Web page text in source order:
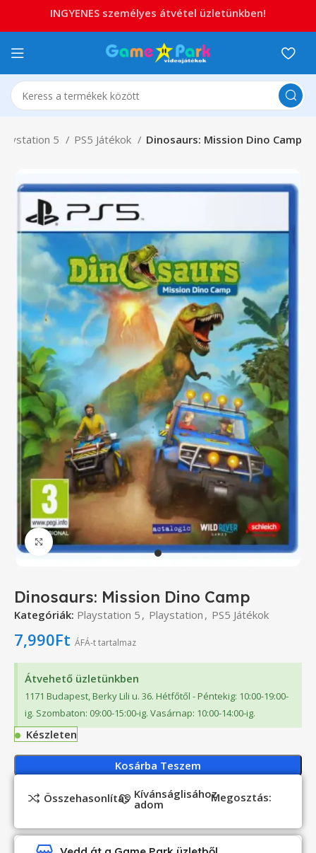
5 PS5 Játékok Dinosaurs: Mission Dino Camp
Click to enlarge
Dinosaurs: Mission Dino Camp
Kategóriák: Playstation 5 , Playstation , PS5 Játékok
7,990Ft ÁFÁ-t tartalmaz
Átvehető üzletünkben
1171 Budapest, Berky Lili u. 36. Hétfőtől - Péntekig: 10:00-19:00-
ig. Szombaton: 09:00-15:00-ig. Vasárnap: 10:00-14:00-ig.
Készleten
Kosárba Teszem
Összehasonlítás Kívánságlisához
adom Megosztás:
INGYENES személyes átvétel üzletünkben!